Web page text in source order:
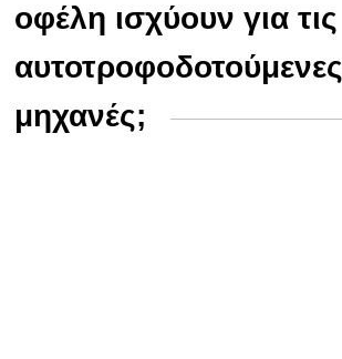
οφέλη ισχύουν για τις
αυτοτροφοδοτούμενες
μηχανές;